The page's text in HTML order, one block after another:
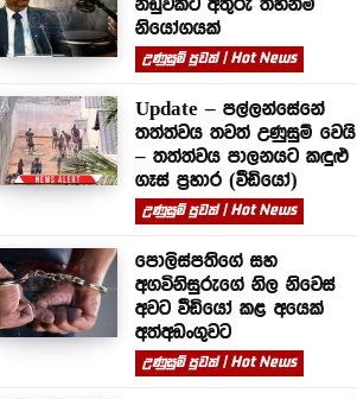
නියෝගයක්
උණුසුම් පුවත් | Hot News
Update – පල්ලන්සේනේ
තත්ත්වය තවත් උණුසුම් වෙයි
– තත්ත්වය පාලනයට කඳුළු
ගෑස් ප්‍රහාර (වීඩියෝ)
උණුසුම් පුවත් | Hot News
පොලිස්පතිගේ සහ
අගවිනිසුරුගේ නිල නිවෙස්
අවට වීඩියෝ කළ අයෙක්
අත්අඩංගුවට
උණුසුම් පුවත් | Hot News